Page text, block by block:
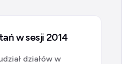
w sesji 2014
działów w